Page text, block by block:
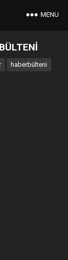
MENU
haberbülteni